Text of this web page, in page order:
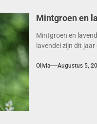
Mintgroen en
Mintgroen en
lavendel zijn dit
Olivia Augustus 5,